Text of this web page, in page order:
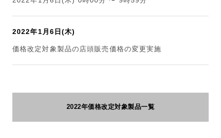
2022年1月6日(木)
価格改定対象製品の店頭販売価格の変更実施
2022年価格改定対象製品一覧